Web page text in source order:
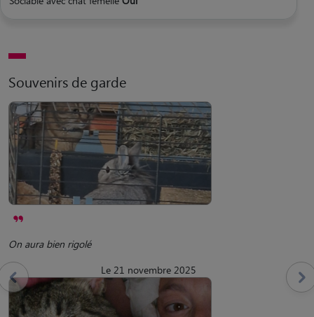
Souvenirs de garde
On aura bien rigolé
Le 21 novembre 2025